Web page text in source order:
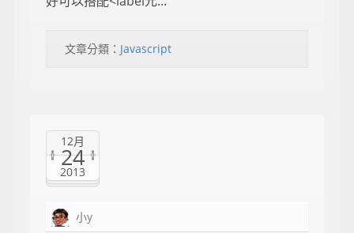
文章分類： Javascript
12月
24
2013
小y